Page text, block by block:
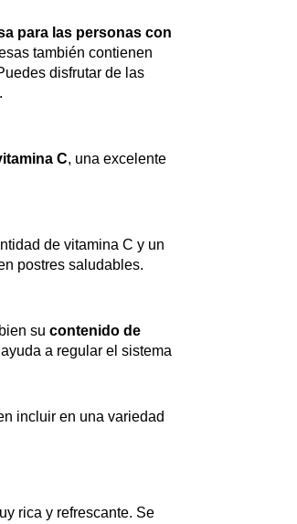
para las personas con
también contienen
disfrutar de las
.
C, una excelente
de vitamina C y un
postres saludables.
sucontenido de
a regular el sistema
incluir en una variedad
rica y refrescante. Se